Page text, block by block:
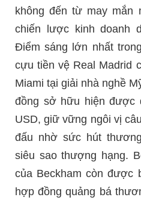
không đến từ may mắn
chiến lược kinh doanh
Điểm sáng lớn nhất
cựu tiền vệ Real Madrid
Miami tại giải nhà nghề
đồng sở hữu hiện được
USD, giữ vững ngôi vị
đấu nhờ sức hút
siêu sao thượng hạng.
của Beckham còn được
hợp đồng quảng bá